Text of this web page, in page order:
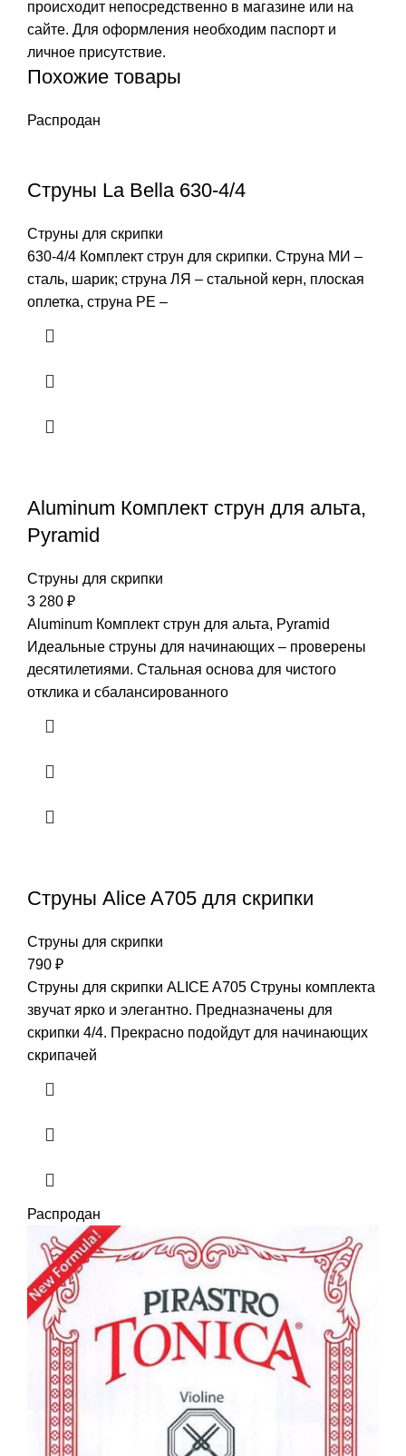
происходит непосредственно в магазине или на
сайте. Для оформления необходим паспорт и
личное присутствие.
Похожие товары
Распродан
Струны La Bella 630-4/4
Струны для скрипки
630-4/4 Комплект струн для скрипки. Cтруна МИ –
сталь, шарик; струна ЛЯ – стальной керн, плоская
оплетка, струна РЕ –
Aluminum Комплект струн для альта,
Pyramid
Струны для скрипки
3 280 ₽
Aluminum Комплект струн для альта, Pyramid
Идеальные струны для начинающих – проверены
десятилетиями. Стальная основа для чистого
отклика и сбалансированного
Струны Alice A705 для скрипки
Струны для скрипки
790 ₽
Струны для скрипки ALICE A705 Струны комплекта
звучат ярко и элегантно. Предназначены для
скрипки 4/4. Прекрасно подойдут для начинающих
скрипачей
Распродан